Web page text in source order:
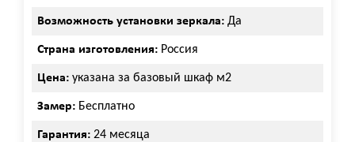
Возможность установки зеркала: Да
Страна изготовления: Россия
Цена: указана за базовый шкаф м2
Замер: Бесплатно
Гарантия: 24 месяца